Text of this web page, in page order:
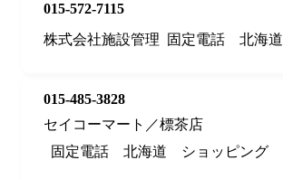
015-572-7115
株式会社施設管理
固定電話 北海道
015-485-3828
セイコーマート／標茶店
固定電話
北海道 ショッピング